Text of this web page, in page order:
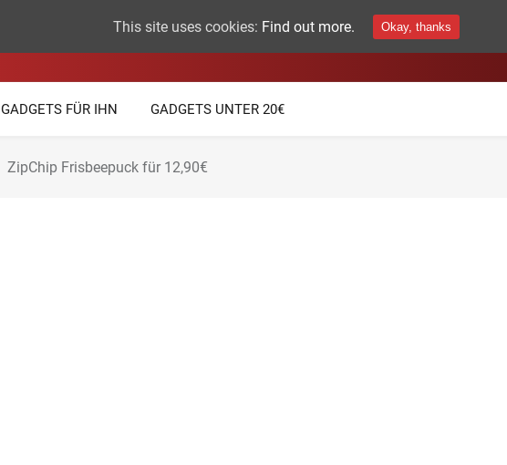
TECHNIK GADGETS
GADGETS FÜR IHN GADGETS UNTER 20€
ZipChip Frisbeepuck für 12,90€
This site uses cookies: Find out more. Okay, thanks